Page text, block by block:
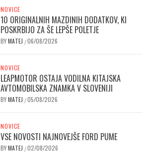
NOVICE
10 ORIGINALNIH MAZDINIH DODATKOV, KI
POSKRBIJO ZA ŠE LEPŠE POLETJE
BYMATEJ /06/08/2026
NOVICE
LEAPMOTOR OSTAJA VODILNA KITAJSKA
AVTOMOBILSKA ZNAMKA V SLOVENIJI
BYMATEJ /05/08/2026
NOVICE
VSE NOVOSTI NAJNOVEJŠE FORD PUME
BYMATEJ /02/08/2026